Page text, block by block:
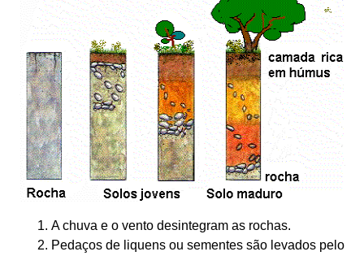
A chuva e o vento desintegram as rochas.
Pedaços de liquens ou sementes são levados pelo